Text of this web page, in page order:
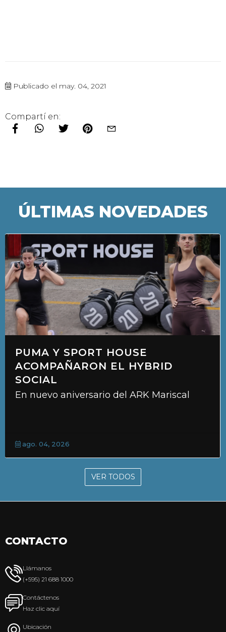
Publicado el may. 04, 2021
Compartí en:
ÚLTIMAS NOVEDADES
“TRIKI” Y EL “GUMA”, EN LA
PUNTA
Dos victorias, consolidan a los clubes con
alianza con KEMSA
jul. 31, 2026
VER TODOS
CONTACTO
Llámanos
(+595) 21 688 1000
Contáctenos
Haz clic aquí
Ubicación